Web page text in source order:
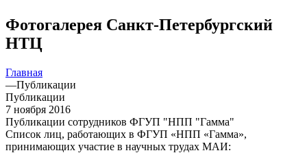
Фотогалерея Санкт-Петербургский
НТЦ
Главная
—Публикации
Публикации
7 ноября 2016
Публикации сотрудников ФГУП "НПП "Гамма"
Список лиц, работающих в ФГУП «НПП «Гамма»,
принимающих участие в научных трудах МАИ: